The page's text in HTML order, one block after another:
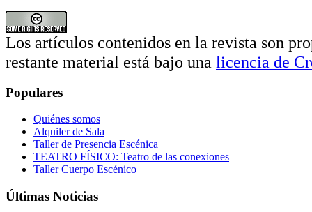
Los artículos contenidos en la revista son
restante material está bajo una licencia de
Populares
Quiénes somos
Alquiler de Sala
Taller de Presencia Escénica
TEATRO FÍSICO: Teatro de las conexiones
Taller Cuerpo Escénico
Últimas Noticias